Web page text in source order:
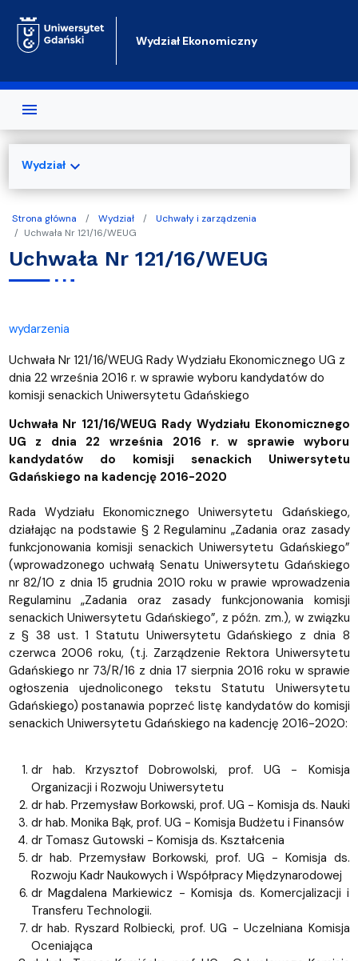
Wydział Ekonomiczny
Strona główna Wydział
Uchwały i zarządzenia
Uchwała Nr 121/16/WEUG
Uchwała Nr 121/16/WEUG
wydarzenia
Uchwała Nr 121/16/WEUG Rady Wydziału Ekonomicznego UG z
dnia 22 września 2016 r. w sprawie wyboru kandydatów do
komisji senackich Uniwersytetu Gdańskiego
Uchwała Nr 121/16/WEUG Rady Wydziału Ekonomicznego
UG z dnia 22 września 2016 r. w sprawie wyboru
kandydatów do komisji senackich Uniwersytetu
Gdańskiego na kadencję 2016-2020
Rada Wydziału Ekonomicznego Uniwersytetu Gdańskiego,
działając na podstawie § 2 Regulaminu „Zadania oraz zasady
funkcjonowania komisji senackich Uniwersytetu Gdańskiego”
(wprowadzonego uchwałą Senatu Uniwersytetu Gdańskiego
nr 82/10 z dnia 15 grudnia 2010 roku w prawie wprowadzenia
Regulaminu „Zadania oraz zasady funkcjonowania komisji
senackich Uniwersytetu Gdańskiego”, z późn. zm.), w związku
z § 38 ust. 1 Statutu Uniwersytetu Gdańskiego z dnia 8
czerwca 2006 roku, (t.j. Zarządzenie Rektora Uniwersytetu
Gdańskiego nr 73/R/16 z dnia 17 sierpnia 2016 roku w sprawie
ogłoszenia ujednoliconego tekstu Statutu Uniwersytetu
Gdańskiego) postanawia poprzeć listę kandydatów do komisji
senackich Uniwersytetu Gdańskiego na kadencję 2016-2020:
dr hab. Krzysztof Dobrowolski, prof. UG - Komisja
Organizacji i Rozwoju Uniwersytetu
dr hab. Przemysław Borkowski, prof. UG - Komisja ds. Nauki
dr hab. Monika Bąk, prof. UG - Komisja Budżetu i Finansów
dr Tomasz Gutowski - Komisja ds. Kształcenia
dr hab. Przemysław Borkowski, prof. UG - Komisja ds.
Rozwoju Kadr Naukowych i Współpracy Międzynarodowej
dr Magdalena Markiewicz - Komisja ds. Komercjalizacji i
Transferu Technologii.
dr hab. Ryszard Rolbiecki, prof. UG - Uczelniana Komisja
Oceniająca
Wydziałexpand_more